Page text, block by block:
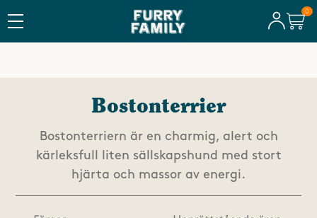
FRI FRAKT ÖVER 600 KR
Bostonterrier
Bostonterriern är en charmig, alert och
kärleksfull liten sällskapshund med stort
hjärta och massor av energi.